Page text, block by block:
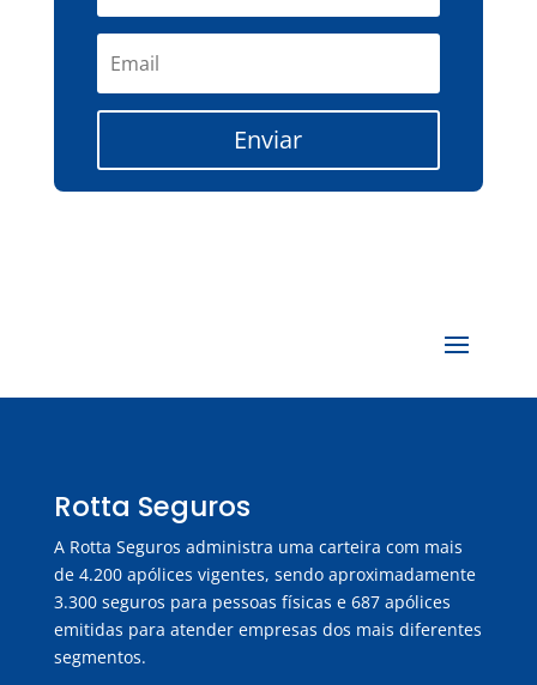
Enviar
Rotta Seguros
A Rotta Seguros administra uma carteira com mais
de 4.200 apólices vigentes, sendo aproximadamente
3.300 seguros para pessoas físicas e 687 apólices
emitidas para atender empresas dos mais diferentes
segmentos.